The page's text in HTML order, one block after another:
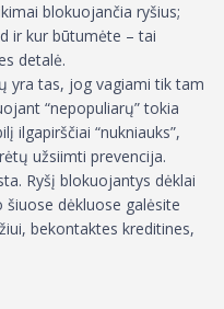
blokuojančia ryšius;
ir kur būtumėte – tai
detalė.
yra tas, jog vagiami tik tam
“nepopuliarų” tokia
ilgapirščiai “nukniauks”,
užsiimti prevencija.
Ryšį blokuojantys dėklai
dėkluose galėsite
bekontaktes kreditines,